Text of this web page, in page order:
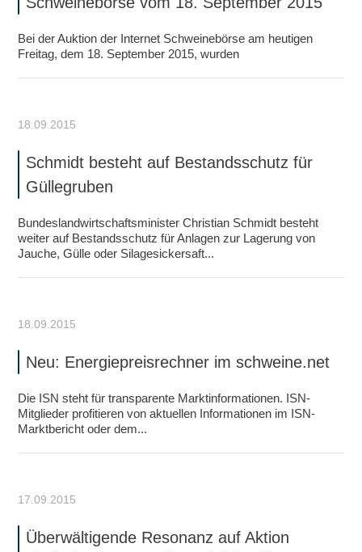
Bei der Auktion der Internet Schweinebörse am heutigen
Freitag, dem 18. September 2015, wurden
18.09.2015
Schmidt besteht auf Bestandsschutz für
Güllegruben
Bundeslandwirtschaftsminister Christian Schmidt besteht
weiter auf Bestandsschutz für Anlagen zur Lagerung von
Jauche, Gülle oder Silagesickersaft...
18.09.2015
Neu: Energiepreisrechner im schweine.net
Die ISN steht für transparente Marktinformationen. ISN-
Mitglieder profitieren von aktuellen Informationen im ISN-
Marktbericht oder dem...
17.09.2015
Überwältigende Resonanz auf Aktion